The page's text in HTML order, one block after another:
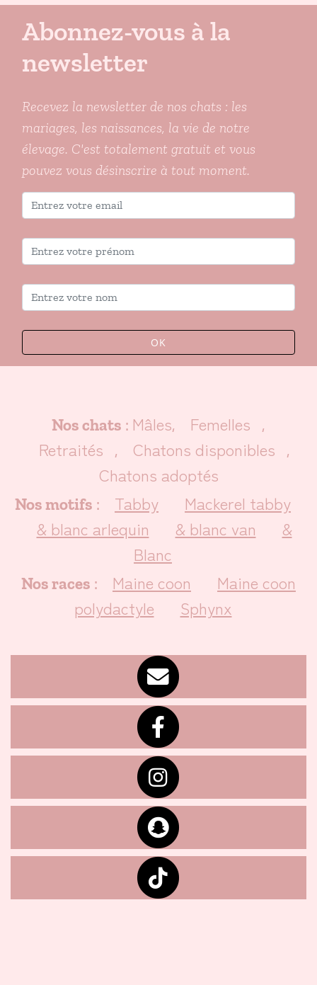
Abonnez-vous à la
newsletter
Recevez la newsletter de nos chats : les
mariages, les naissances, la vie de notre
élevage. C'est totalement gratuit et vous
pouvez vous désinscrire à tout moment.
OK
Nos chats : Mâles, Femelles ,
Retraités , Chatons disponibles ,
Chatons adoptés
Nos motifs : Tabby
Mackerel tabby
& blanc arlequin
& blanc van
&
Blanc
Nos races : Maine coon
Maine coon
polydactyle
Sphynx